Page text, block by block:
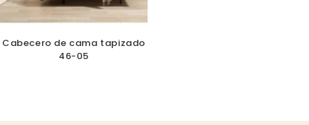
Cabecero de cama tapizado
46-05